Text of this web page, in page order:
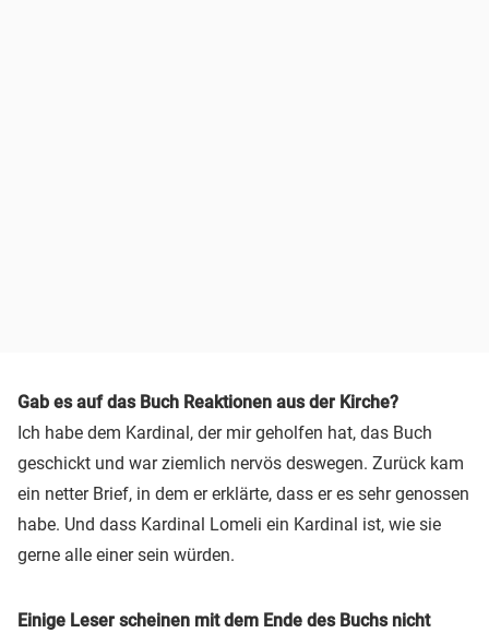
Gab es auf das Buch Reaktionen aus der Kirche?
Ich habe dem Kardinal, der mir geholfen hat, das Buch
geschickt und war ziemlich nervös deswegen. Zurück kam
ein netter Brief, in dem er erklärte, dass er es sehr genossen
habe. Und dass Kardinal Lomeli ein Kardinal ist, wie sie
gerne alle einer sein würden.
Einige Leser scheinen mit dem Ende des Buchs nicht